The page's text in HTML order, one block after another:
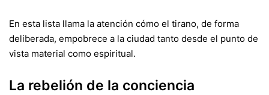
En esta lista llama la atención cómo el tirano, de forma
deliberada, empobrece a la ciudad tanto desde el punto de
vista material como espiritual.
La rebelión de la conciencia